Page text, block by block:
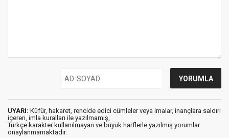
UYARI: Küfür, hakaret, rencide edici cümleler veya imalar, inançlara saldırı
içeren, imla kuralları ile yazılmamış,
Türkçe karakter kullanılmayan ve büyük harflerle yazılmış yorumlar
onaylanmamaktadır.